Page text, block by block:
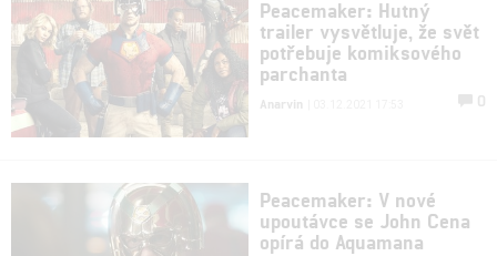
Peacemaker: Hutný
trailer vysvětluje, že svět
potřebuje komiksového
parchanta
Anarvin 0
Peacemaker: V nové
upoutávce se John Cena
opírá do Aquamana